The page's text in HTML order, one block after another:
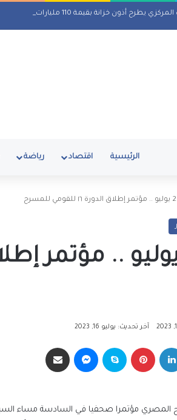
يطرح أذون خزانة بقيمة 110 مليارات جنيه اليوم
الرئيسية اقتصاد رياضة
آخر تحديث: يوليو 16, 2023
لينكدإن بينتيريست سكايب ماسنجر